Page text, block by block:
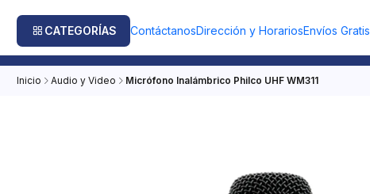
CATEGORÍAS ContáctanosDirección y HorariosEnvíos Gratis
Inicio Audio y Video Micrófono Inalámbrico Philco UHF WM311